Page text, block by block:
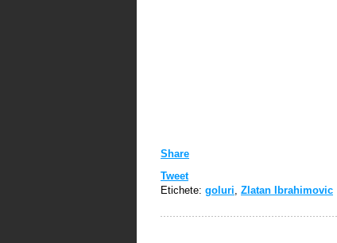
Share
Tweet
Etichete: goluri, Zlatan Ibrahimovic